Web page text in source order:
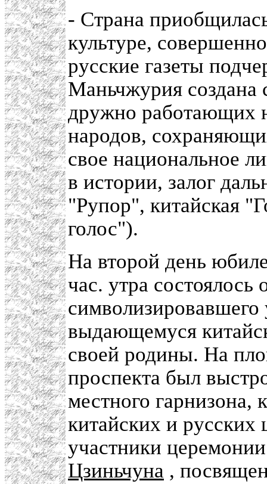
- Страна
культуре,
русские газеты
Маньчжурия
дружно работающих
народов,
свое национальное
в истории, залог
"Рупор", китайская
голос").
На второй день
час. утра
выдающемуся
своей родины. На
проспекта был
местного гарнизона,
китайских и
участники
Цзиньчуна ,